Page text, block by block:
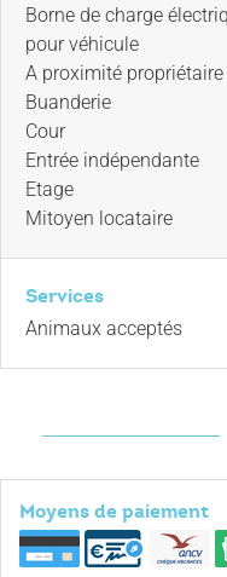
Borne de charge
pour véhicule
A proximité propriétaire
Buanderie
Cour
Entrée indépendante
Etage
Mitoyen locataire
Services
Animaux acceptés
Moyens de paiement